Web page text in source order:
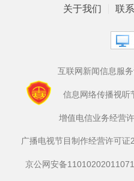
关于我们 联
互联网新闻信息服
信息网络传播视听
增值电信业务经营
广播电视节目制作经营许可证
京公网安备